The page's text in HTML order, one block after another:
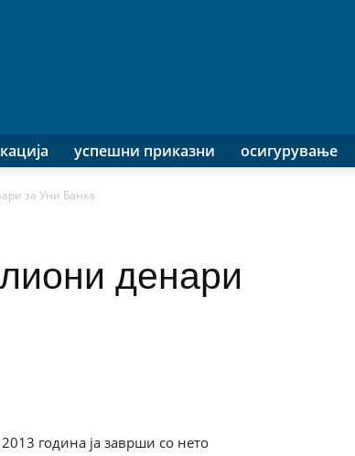
успешни приказни осигурување
за Уни Банка
денари
година ја заврши со нето